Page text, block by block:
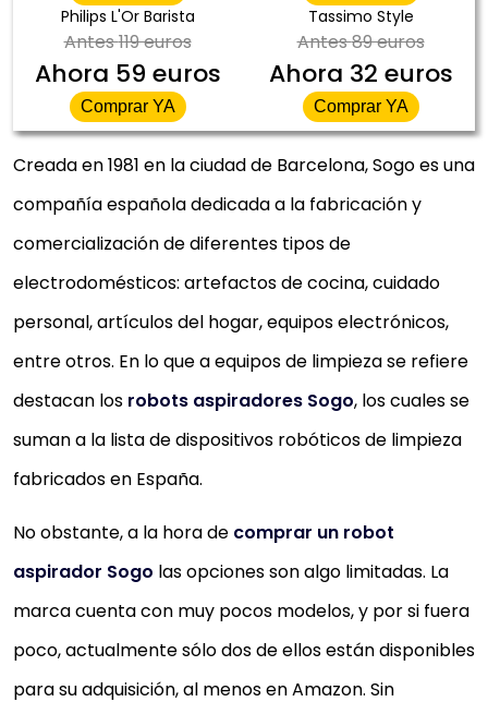
Philips L'Or Barista
Antes119 euros
Ahora 59 euros
Comprar YA
Tassimo Style
Antes89 euros
Ahora 32 euros
Comprar YA
Creada en 1981 en la ciudad de Barcelona, Sogo es una
compañía española dedicada a la fabricación y
comercialización de diferentes tipos de
electrodomésticos: artefactos de cocina, cuidado
personal, artículos del hogar, equipos electrónicos,
entre otros. En lo que a equipos de limpieza se refiere
destacan los robots aspiradores Sogo, los cuales se
suman a la lista de dispositivos robóticos de limpieza
fabricados en España.
No obstante, a la hora de comprar un robot
aspirador Sogo las opciones son algo limitadas. La
marca cuenta con muy pocos modelos, y por si fuera
poco, actualmente sólo dos de ellos están disponibles
para su adquisición, al menos en Amazon. Sin